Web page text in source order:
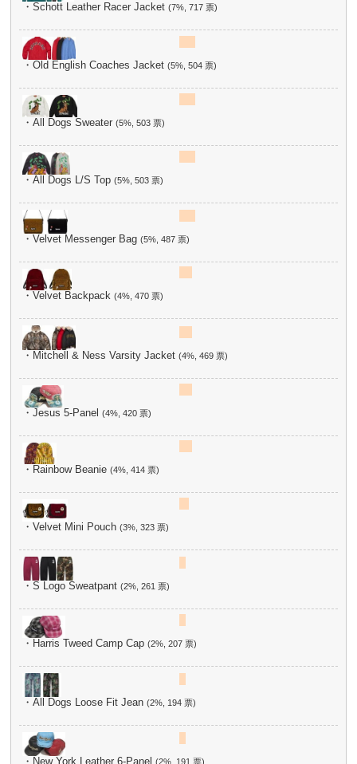
・Schott Leather Racer Jacket(7%, 717 票)
・Old English Coaches Jacket(5%, 504 票)
・All Dogs Sweater(5%, 503 票)
・All Dogs L/S Top(5%, 503 票)
・Velvet Messenger Bag(5%, 487 票)
・Velvet Backpack(4%, 470 票)
・Mitchell & Ness Varsity Jacket(4%, 469 票)
・Jesus 5-Panel(4%, 420 票)
・Rainbow Beanie(4%, 414 票)
・Velvet Mini Pouch(3%, 323 票)
・S Logo Sweatpant(2%, 261 票)
・Harris Tweed Camp Cap(2%, 207 票)
・All Dogs Loose Fit Jean(2%, 194 票)
・New York Leather 6-Panel(2%, 191 票)